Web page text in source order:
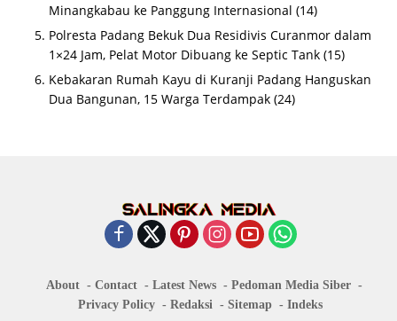
Minangkabau ke Panggung Internasional (14)
Polresta Padang Bekuk Dua Residivis Curanmor dalam
1×24 Jam, Pelat Motor Dibuang ke Septic Tank (15)
Kebakaran Rumah Kayu di Kuranji Padang Hanguskan
Dua Bangunan, 15 Warga Terdampak (24)
About Contact Latest News
Pedoman Media Siber
Privacy Policy
Redaksi Sitemap Indeks